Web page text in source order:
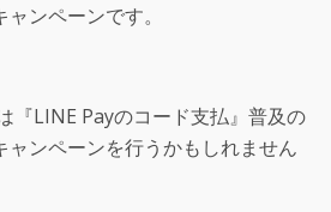
ンペーンです。
『LINE Payのコード支払』普及の
ャンペーンを行うかもしれません